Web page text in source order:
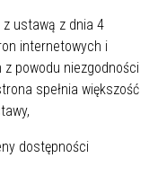
ustawą z dnia 4
internetowych i
powodu niezgodności
spełnia większość
dostępności